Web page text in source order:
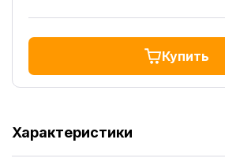
Купить
Характеристики